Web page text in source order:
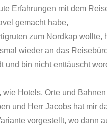
Erfahrungen mit dem
gemacht habe,
zum Nordkap wollte,
wieder an das
und bin nicht enttäuscht
wie Hotels, Orte und Bahnen
und Herr Jacobs hat mir
vorgestellt, wo dann